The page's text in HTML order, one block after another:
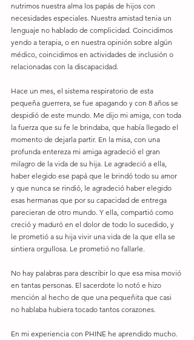
nutrimos nuestra alma los papás de hijos con
necesidades especiales. Nuestra amistad tenia un
lenguaje no hablado de complicidad. Coincidimos
yendo a terapia, o en nuestra opinión sobre algún
médico, coincidimos en actividades de inclusión o
relacionadas con la discapacidad.
Hace un mes, el sistema respiratorio de esta
pequeña guerrera, se fue apagando y con 8 años se
despidió de este mundo. Me dijo mi amiga, con toda
la fuerza que su fe le brindaba, que había llegado el
momento de dejarla partir. En la misa, con una
profunda entereza mi amiga agradeció el gran
milagro de la vida de su hija. Le agradeció a ella,
haber elegido ese papá que le brindó todo su amor
y que nunca se rindió, le agradeció haber elegido
esas hermanas que por su capacidad de entrega
parecieran de otro mundo. Y ella, compartió como
creció y maduró en el dolor de todo lo sucedido, y
le prometió a su hija vivir una vida de la que ella se
sintiera orgullosa. Le prometió no fallarle.
No hay palabras para describir lo que esa misa movió
en tantas personas. El sacerdote lo notó e hizo
mención al hecho de que una pequeñita que casi
no hablaba hubiera tocado tantos corazones.
En mi experiencia con PHINE he aprendido mucho.